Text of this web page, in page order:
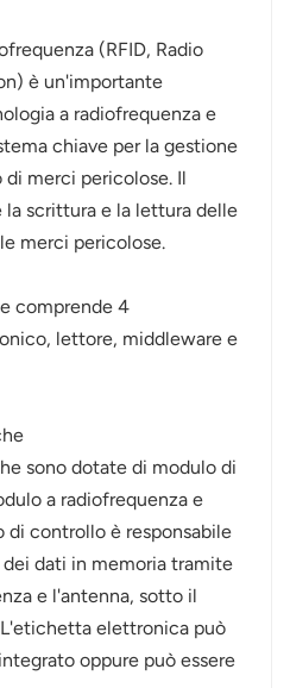
(RFID, Radio
è un'importante
a radiofrequenza e
chiave per la gestione
merci pericolose. Il
la scrittura e la lettura delle
merci pericolose.
comprende 4
lettore, middleware e
sono dotate di modulo di
a radiofrequenza e
di controllo è responsabile
dati in memoria tramite
e l'antenna, sotto il
elettronica può
oppure può essere